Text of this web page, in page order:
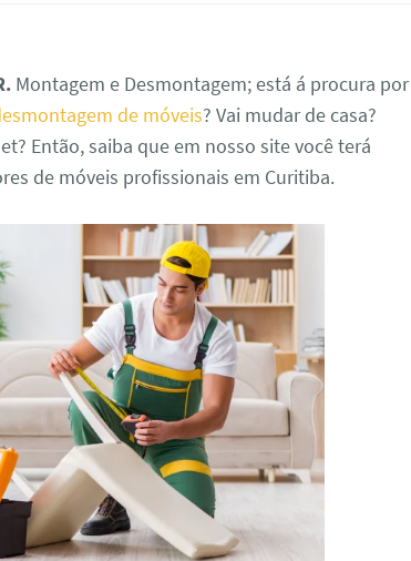
Montagem e Desmontagem; está á procura por
de móveis? Vai mudar de casa?
Então, saiba que em nosso site você terá
de móveis profissionais em Curitiba.